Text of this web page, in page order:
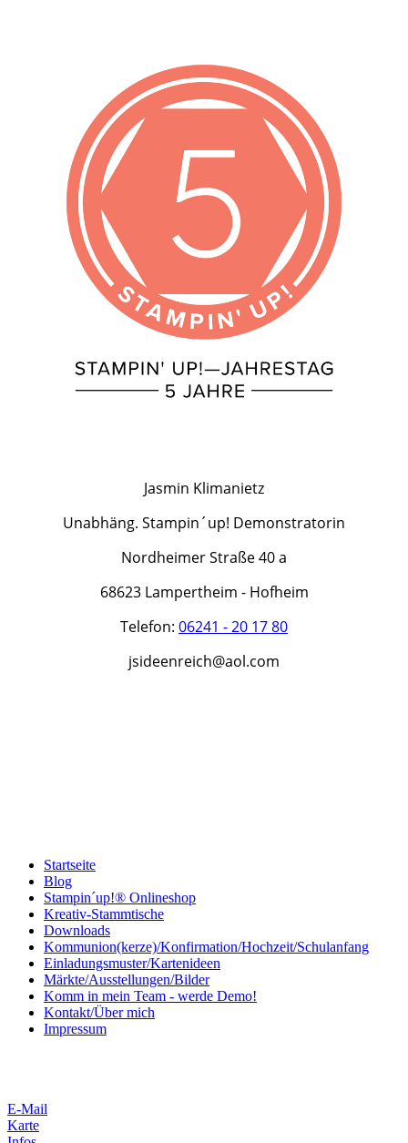
Jasmin Klimanietz
Unabhäng. Stampin´up! Demonstratorin
Nordheimer Straße 40 a
68623 Lampertheim - Hofheim
Telefon: 06241 - 20 17 80
jsideenreich@aol.com
Startseite
Blog
Stampin´up!® Onlineshop
Kreativ-Stammtische
Downloads
Kommunion(kerze)/Konfirmation/Hochzeit/Schulanfang
Einladungsmuster/Kartenideen
Märkte/Ausstellungen/Bilder
Komm in mein Team - werde Demo!
Kontakt/Über mich
Impressum
E-Mail
Karte